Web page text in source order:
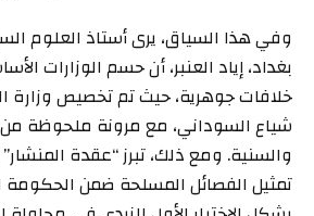
وفي هذا السياق، يرى أستاذ العلوم
بغداد، إياد العنبر، أن حسم الوزارات
خلافات جوهرية، حيث تم تخصيص وزارة
شياع السوداني، مع مرونة ملحوظة من
والسنية. ومع ذلك، تبرز “عقدة
تمثيل الفصائل المسلحة ضمن الحكومة